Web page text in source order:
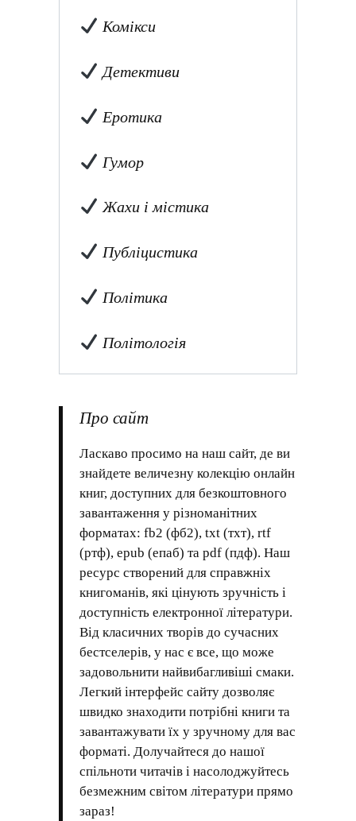
Комікси
Детективи
Еротика
Гумор
Жахи і містика
Публіцистика
Політика
Політологія
Про сайт
Ласкаво просимо на наш сайт, де ви
знайдете величезну колекцію онлайн
книг, доступних для безкоштовного
завантаження у різноманітних
форматах: fb2 (фб2), txt (тхт), rtf
(ртф), epub (епаб) та pdf (пдф). Наш
ресурс створений для справжніх
книгоманів, які цінують зручність і
доступність електронної літератури.
Від класичних творів до сучасних
бестселерів, у нас є все, що може
задовольнити найвибагливіші смаки.
Легкий інтерфейс сайту дозволяє
швидко знаходити потрібні книги та
завантажувати їх у зручному для вас
форматі. Долучайтеся до нашої
спільноти читачів і насолоджуйтесь
безмежним світом літератури прямо
зараз!